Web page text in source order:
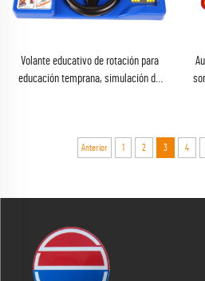
Volante educativo de rotación para
educación temprana, simulación de
Anterior 1 2 3 4